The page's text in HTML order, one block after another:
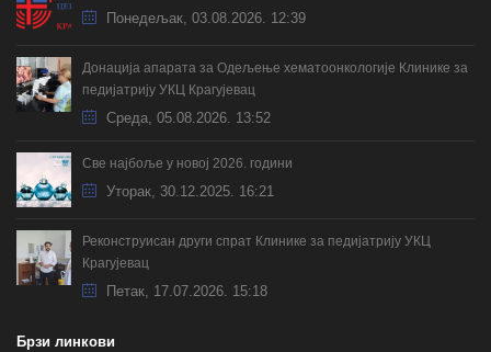
Понедељак, 03.08.2026. 12:39
Донација апарата за Одељење хематоонкологије Клинике за
педијатрију УКЦ Крагујевац
Cреда, 05.08.2026. 13:52
Све најбоље у новој 2026. години
Уторак, 30.12.2025. 16:21
Реконструисан други спрат Клинике за педијатрију УКЦ
Крагујевац
Петак, 17.07.2026. 15:18
Брзи линкови